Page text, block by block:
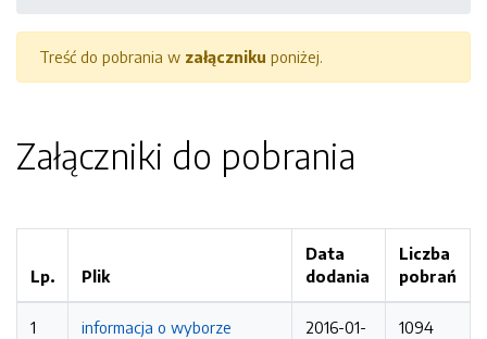
Treść do pobrania w załączniku poniżej.
Załączniki do pobrania
Lp. Plik
Data
dodania
Liczba
pobrań
1
informacja o wyborze
2016-01-
1094